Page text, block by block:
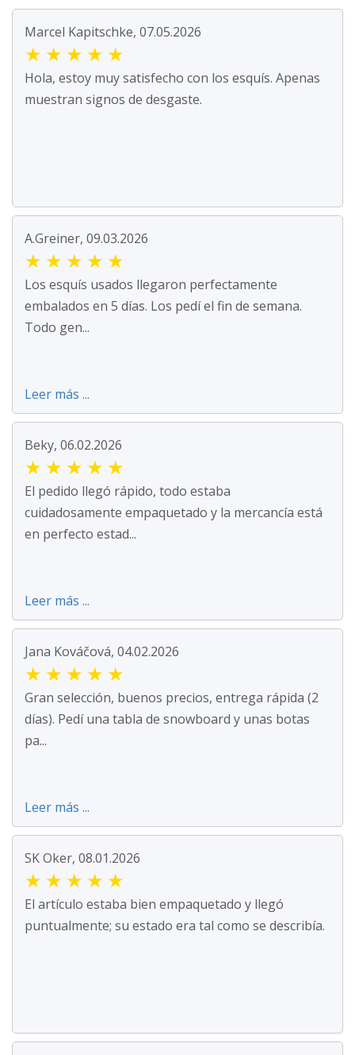
Marcel Kapitschke, 07.05.2026
★ ★ ★ ★ ★
Hola, estoy muy satisfecho con los esquís. Apenas
muestran signos de desgaste.
A.Greiner, 09.03.2026
★ ★ ★ ★ ★
Los esquís usados llegaron perfectamente
embalados en 5 días. Los pedí el fin de semana.
Todo gen...
Leer más ...
Beky, 06.02.2026
★ ★ ★ ★ ★
El pedido llegó rápido, todo estaba
cuidadosamente empaquetado y la mercancía está
en perfecto estad...
Leer más ...
Jana Kováčová, 04.02.2026
★ ★ ★ ★ ★
Gran selección, buenos precios, entrega rápida (2
días). Pedí una tabla de snowboard y unas botas
pa...
Leer más ...
SK Oker, 08.01.2026
★ ★ ★ ★ ★
El artículo estaba bien empaquetado y llegó
puntualmente; su estado era tal como se describía.